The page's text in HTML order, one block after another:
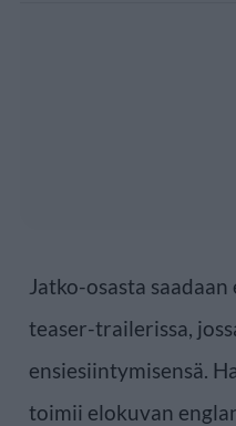
Jatko-osasta
teaser-trailerissa,
ensiesiintymisensä.
toimii elokuvan